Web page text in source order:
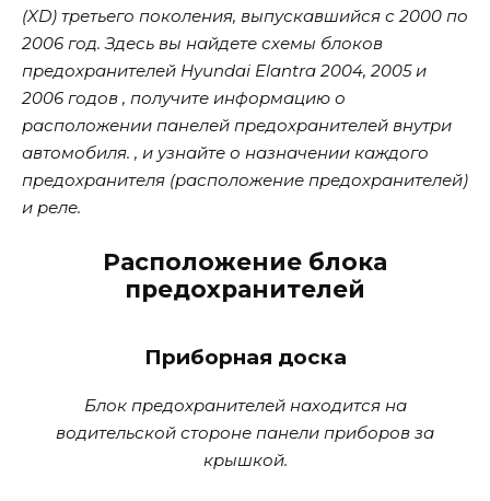
(XD) третьего поколения, выпускавшийся с 2000 по
2006 год. Здесь вы найдете схемы блоков
предохранителей Hyundai Elantra 2004, 2005 и
2006 годов , получите информацию о
расположении панелей предохранителей внутри
автомобиля. , и узнайте о назначении каждого
предохранителя (расположение предохранителей)
и реле.
Расположение блока
предохранителей
Приборная доска
Блок предохранителей находится на
водительской стороне панели приборов за
крышкой.